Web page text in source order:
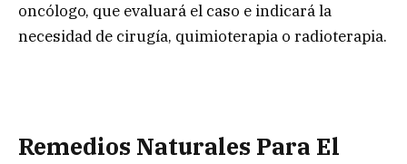
oncólogo, que evaluará el caso e indicará la
necesidad de cirugía, quimioterapia o radioterapia.
Remedios Naturales Para El